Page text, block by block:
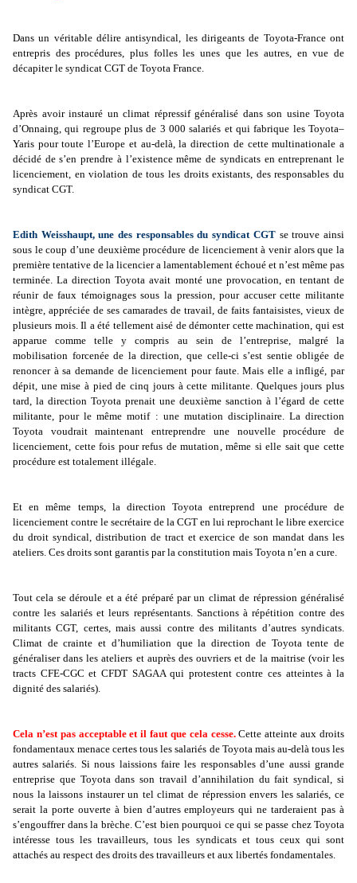
Dans un véritable délire antisyndical, les dirigeants de Toyota-France ont
entrepris des procédures, plus folles les unes que les autres, en vue de
décapiter le syndicat CGT de Toyota France.
Après avoir instauré un climat répressif généralisé dans son usine Toyota
d’Onnaing, qui regroupe plus de 3 000 salariés et qui fabrique les Toyota–
Yaris pour toute l’Europe et au-delà, la direction de cette multinationale a
décidé de s’en prendre à l’existence même de syndicats en entreprenant le
licenciement, en violation de tous les droits existants, des responsables du
syndicat CGT.
Edith Weisshaupt, une des responsables du syndicat CGTse trouve ainsi
sous le coup d’une deuxième procédure de licenciement à venir alors que la
première tentative de la licencier a lamentablement échoué et n’est même pas
terminée. La direction Toyota avait monté une provocation, en tentant de
réunir de faux témoignages sous la pression, pour accuser cette militante
intègre, appréciée de ses camarades de travail, de faits fantaisistes, vieux de
plusieurs mois. Il a été tellement aisé de démonter cette machination, qui est
apparue comme telle y compris au sein de l’entreprise, malgré la
mobilisation forcenée de la direction, que celle-ci s’est sentie obligée de
renoncer à sa demande de licenciement pour faute. Mais elle a infligé, par
dépit, une mise à pied de cinq jours à cette militante. Quelques jours plus
tard, la direction Toyota prenait une deuxième sanction à l’égard de cette
militante, pour le même motif : une mutation disciplinaire. La direction
Toyota voudrait maintenant entreprendre une nouvelle procédure de
licenciement, cette fois pour refus de mutation, même si elle sait que cette
procédure est totalement illégale.
Et en même temps, la direction Toyota entreprend une procédure de
licenciement contre le secrétaire de la CGT en lui reprochant le libre exercice
du droit syndical, distribution de tract et exercice de son mandat dans les
ateliers. Ces droits sont garantis par la constitution mais Toyota n’en a cure.
Tout cela se déroule et a été préparé par un climat de répression généralisé
contre les salariés et leurs représentants. Sanctions à répétition contre des
militants CGT, certes, mais aussi contre des militants d’autres syndicats.
Climat de crainte et d’humiliation que la direction de Toyota tente de
généraliser dans les ateliers et auprès des ouvriers et de la maitrise (voir les
tracts CFE-CGC et CFDT SAGAA qui protestent contre ces atteintes à la
dignité des salariés).
Cela n’est pas acceptable et il faut que cela cesse. Cette atteinte aux droits
fondamentaux menace certes tous les salariés de Toyota mais au-delà tous les
autres salariés. Si nous laissions faire les responsables d’une aussi grande
entreprise que Toyota dans son travail d’annihilation du fait syndical, si
nous la laissons instaurer un tel climat de répression envers les salariés, ce
serait la porte ouverte à bien d’autres employeurs qui ne tarderaient pas à
s’engouffrer dans la brèche. C’est bien pourquoi ce qui se passe chez Toyota
intéresse tous les travailleurs, tous les syndicats et tous ceux qui sont
attachés au respect des droits des travailleurs et aux libertés fondamentales.